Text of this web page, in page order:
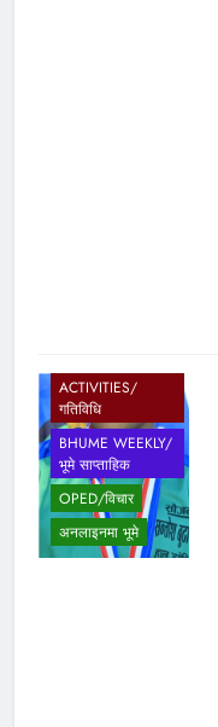
ACTIVITIES/
गतिविधि
BHUME WEEKLY/
भूमे साप्ताहिक
OPED/विचार
अनलाइनमा भूमे